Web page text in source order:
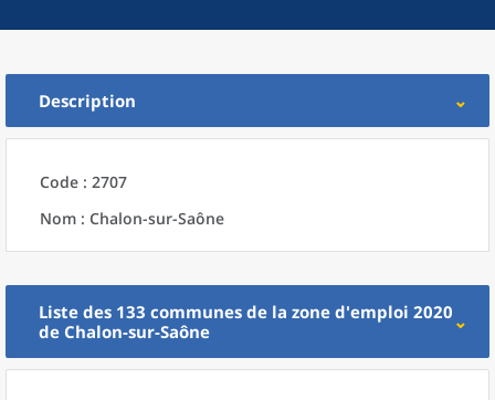
Description
Code : 2707
Nom : Chalon-sur-Saône
Liste des 133 communes de la zone d'emploi 2020
de Chalon-sur-Saône